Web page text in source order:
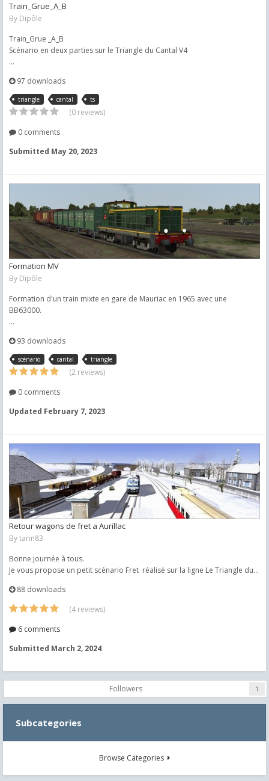
Train_Grue_A_B
By Dipôle
Train_Grue _A_B
Scénario en deux parties sur le Triangle du Cantal V4
...
97 downloads
triangle cantal ts
(0 reviews)
0 comments
Submitted May 20, 2023
Formation MV
By Dipôle
Formation d'un train mixte en gare de Mauriac en 1965 avec une
BB63000.
...
93 downloads
scénario cantal triangle
(2 reviews)
0 comments
Updated February 7, 2023
Retour wagons de fret a Aurillac
Bytarin83
Bonne journée à tous.
Je vous propose un petit scénario Fret réalisé sur la ligne Le Triangle du...
88 downloads
(4 reviews)
6 comments
Submitted March 2, 2024
Followers 1
Subcategories
Browse Categories